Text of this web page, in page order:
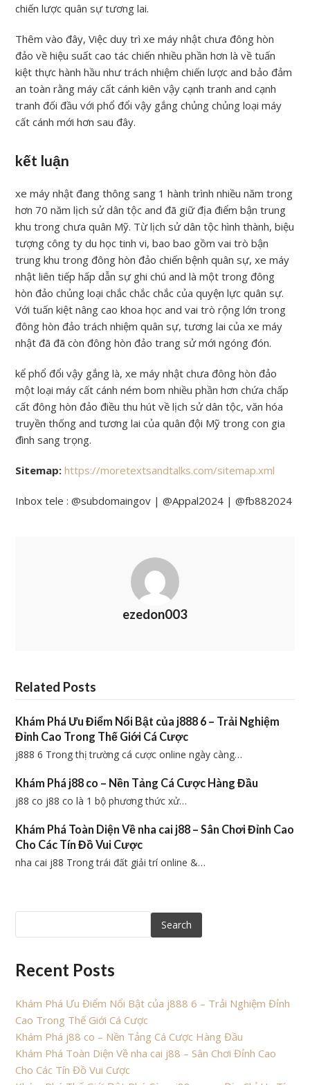
chiến lược quân sự tương lai.
Thêm vào đây, Việc duy trì xe máy nhật chưa đông hòn
đảo về hiệu suất cao tác chiến nhiều phần hơn là về tuấn
kiệt thực hành hầu như trách nhiệm chiến lược and bảo đảm
an toàn rằng máy cất cánh kiên vậy cạnh tranh and cạnh
tranh đối đầu với phổ đổi vậy gắng chủng chủng loại máy
cất cánh mới hơn sau đây.
kết luận
xe máy nhật đang thông sang 1 hành trình nhiều năm trong
hơn 70 năm lịch sử dân tộc and đã giữ địa điểm bận trung
khu trong chưa quân Mỹ. Từ lịch sử dân tộc hình thành, biệu
tượng công ty du học tinh vi, bao bao gồm vai trò bận
trung khu trong đông hòn đảo chiến bệnh quân sự, xe máy
nhật liên tiếp hấp dẫn sự ghi chú and là một trong đông
hòn đảo chủng loại chắc chắc chắc của quyện lực quân sự.
Với tuấn kiệt nâng cao khoa học and vai trò rộng lớn trong
đông hòn đảo trách nhiệm quân sự, tương lai của xe máy
nhật đã đã còn đông hòn đảo trang sử mới ngóng đón.
kể phổ đổi vậy gắng là, xe máy nhật chưa đông hòn đảo
một loại máy cất cánh ném bom nhiều phần hơn chứa chấp
cất đông hòn đảo điều thu hút về lịch sử dân tộc, văn hóa
truyền thống and tương lai của quân đội Mỹ trong con gia
đình sang trọng.
Sitemap: https://moretextsandtalks.com/sitemap.xml
Inbox tele : @subdomaingov | @Appal2024 | @fb882024
ezedon003
Related Posts
Khám Phá Ưu Điểm Nổi Bật của j888 6 – Trải Nghiệm
Đỉnh Cao Trong Thế Giới Cá Cược
j888 6 Trong thị trường cá cược online ngày càng…
Khám Phá j88 co – Nền Tảng Cá Cược Hàng Đầu
j88 co j88 co là 1 bộ phương thức xử…
Khám Phá Toàn Diện Về nha cai j88 – Sân Chơi Đỉnh Cao
Cho Các Tín Đồ Vui Cược
nha cai j88 Trong trái đất giải trí online &…
Search
Recent Posts
Khám Phá Ưu Điểm Nổi Bật của j888 6 – Trải Nghiệm Đỉnh
Cao Trong Thế Giới Cá Cược
Khám Phá j88 co – Nền Tảng Cá Cược Hàng Đầu
Khám Phá Toàn Diện Về nha cai j88 – Sân Chơi Đỉnh Cao
Cho Các Tín Đồ Vui Cược